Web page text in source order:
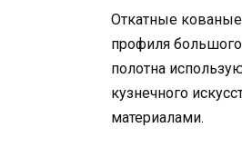
Откатные кованые
профиля
полотна
кузнечного
материалами.